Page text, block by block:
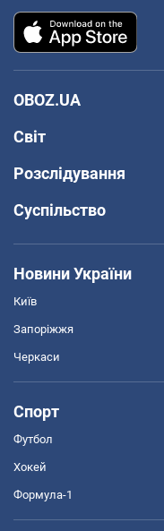
OBOZ.UA
Світ
Розслідування
Суспільство
Новини України
Київ
Запоріжжя
Черкаси
Спорт
Футбол
Хокей
Формула-1